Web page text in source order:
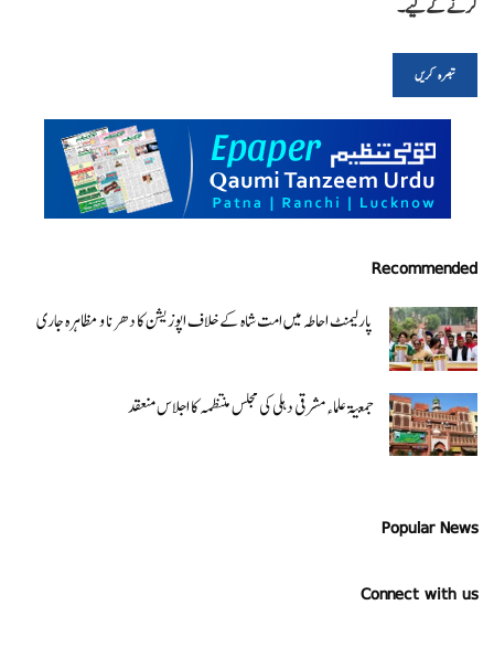
کرنے کےلیے۔
Recommended
پارلیمنٹ احاطہ میں امت شاہ کے خلاف اپوزیشن کا دھرنا و مظاہرہ جاری
جمعیۃ علماء مشرقی دہلی کی مجلس منتظمہ کا اجلاس منعقد
Popular News
Connect with us